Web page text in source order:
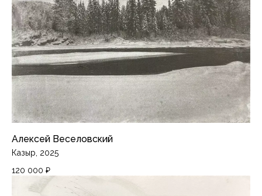
Алексей Веселовский
Казыр, 2025
120 000 ₽